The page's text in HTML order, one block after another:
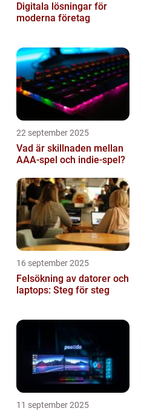
Digitala lösningar för
moderna företag
22 september 2025
Vad är skillnaden mellan
AAA-spel och indie-spel?
16 september 2025
Felsökning av datorer och
laptops: Steg för steg
11 september 2025